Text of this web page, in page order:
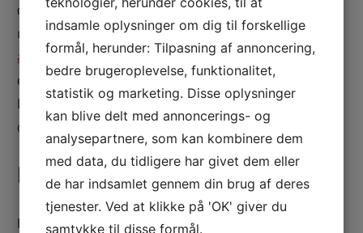
dermed også ende i diverse fødekæder og blive optaget i
menneskekroppen herigennem. Derfor er en
asbestsaneringvigtig for at passe på miljøet og vores
egne kroppe. Du kan finde et godt tilbud på sanering via
linket. Firmaet er professionelt med mange års erfaring
og kan derfor udføre flere totalløsninger til gode priser.
Brandlukninger af huller
For at mindske brandfare, skal man udføre
indsamle oplysninger om dig til forskellige
formål, herunder: Tilpasning af annoncering,
bedre brugeroplevelse, funktionalitet,
statistik og marketing. Disse oplysninger
kan blive delt med annoncerings- og
analysepartnere, som kan kombinere dem
med data, du tidligere har givet dem eller
de har indsamlet gennem din brug af deres
tjenester. Ved at klikke på 'OK' giver du
samtykke til disse formål.